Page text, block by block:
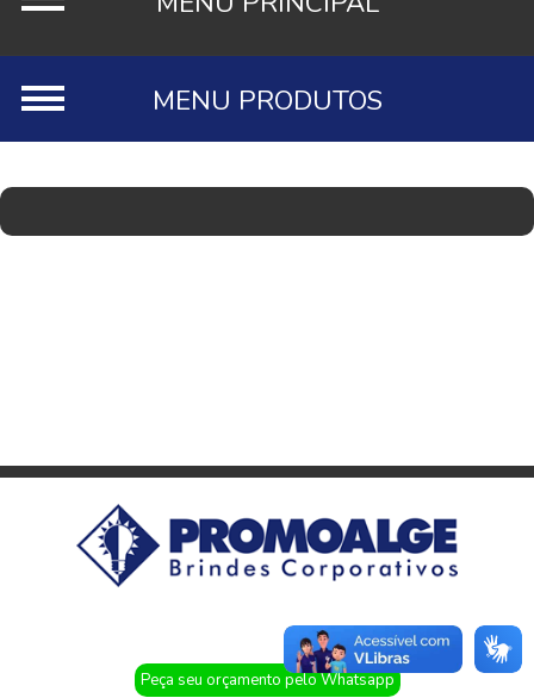
Peça seu orçamento pelo Whatsapp